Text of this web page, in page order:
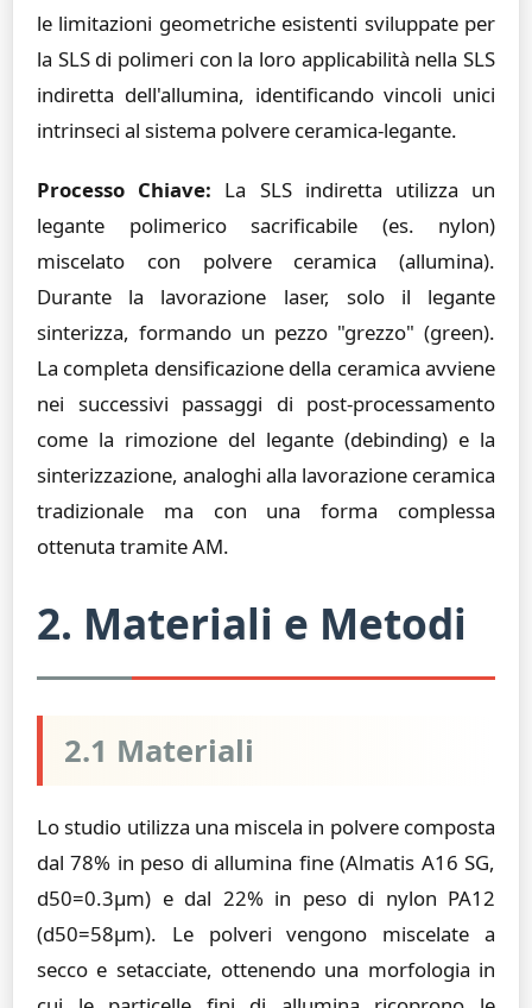
le limitazioni geometriche esistenti sviluppate per
la SLS di polimeri con la loro applicabilità nella SLS
indiretta dell'allumina, identificando vincoli unici
intrinseci al sistema polvere ceramica-legante.
Processo Chiave: La SLS indiretta utilizza un
legante polimerico sacrificabile (es. nylon)
miscelato con polvere ceramica (allumina).
Durante la lavorazione laser, solo il legante
sinterizza, formando un pezzo "grezzo" (green).
La completa densificazione della ceramica avviene
nei successivi passaggi di post-processamento
come la rimozione del legante (debinding) e la
sinterizzazione, analoghi alla lavorazione ceramica
tradizionale ma con una forma complessa
ottenuta tramite AM.
2. Materiali e Metodi
2.1 Materiali
Lo studio utilizza una miscela in polvere composta
dal 78% in peso di allumina fine (Almatis A16 SG,
d50=0.3µm) e dal 22% in peso di nylon PA12
(d50=58µm). Le polveri vengono miscelate a
secco e setacciate, ottenendo una morfologia in